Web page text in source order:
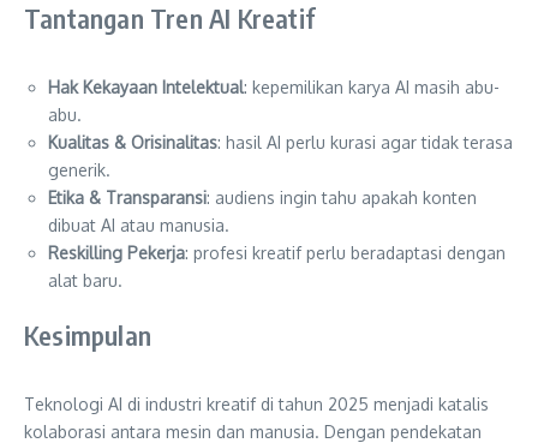
Tantangan Tren AI Kreatif
Hak Kekayaan Intelektual: kepemilikan karya AI masih abu-
abu.
Kualitas & Orisinalitas: hasil AI perlu kurasi agar tidak terasa
generik.
Etika & Transparansi: audiens ingin tahu apakah konten
dibuat AI atau manusia.
Reskilling Pekerja: profesi kreatif perlu beradaptasi dengan
alat baru.
Kesimpulan
Teknologi AI di industri kreatif di tahun 2025 menjadi katalis
kolaborasi antara mesin dan manusia. Dengan pendekatan